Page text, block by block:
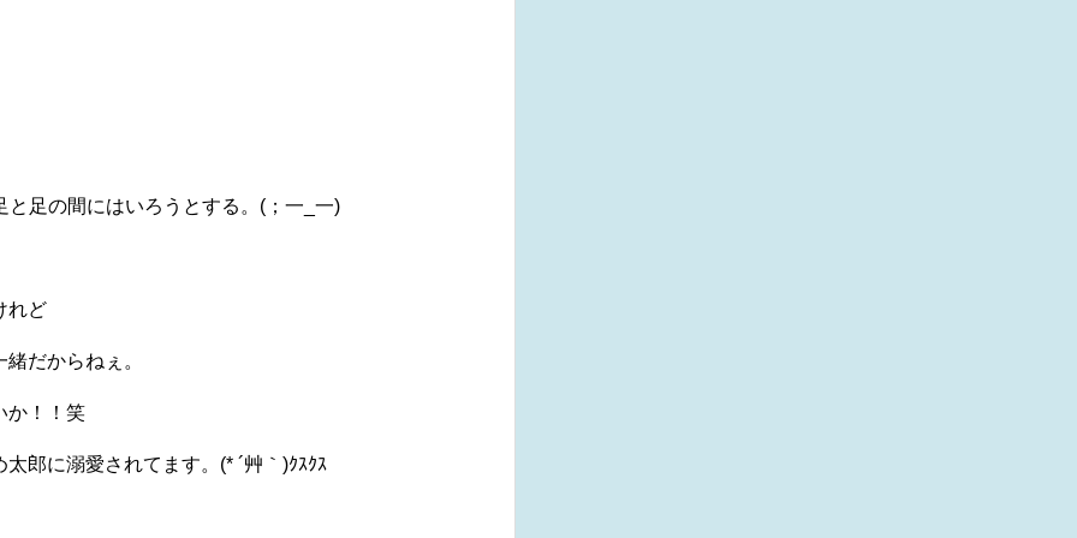
足の間にはいろうとする。(；一_一)
れど
だからねぇ。
か！！笑
郎に溺愛されてます。(* ´艸｀)ｸｽｸｽ